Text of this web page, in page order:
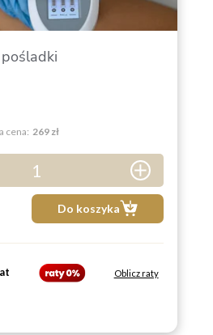
cena: 269 zł
1
5
Do koszyka
Oblicz raty